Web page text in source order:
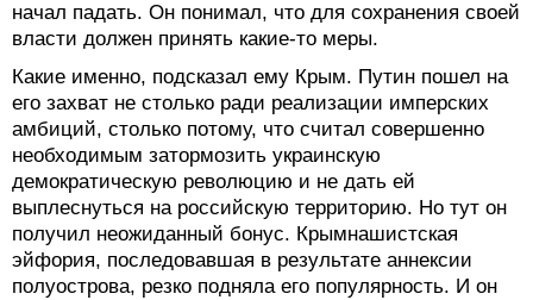
начал падать. Он понимал, что для сохранения своей
власти должен принять какие-то меры.
Какие именно, подсказал ему Крым. Путин пошел на
его захват не столько ради реализации имперских
амбиций, столько потому, что считал совершенно
необходимым затормозить украинскую
демократическую революцию и не дать ей
выплеснуться на российскую территорию. Но тут он
получил неожиданный бонус. Крымнашистская
эйфория, последовавшая в результате аннексии
полуострова, резко подняла его популярность. И он